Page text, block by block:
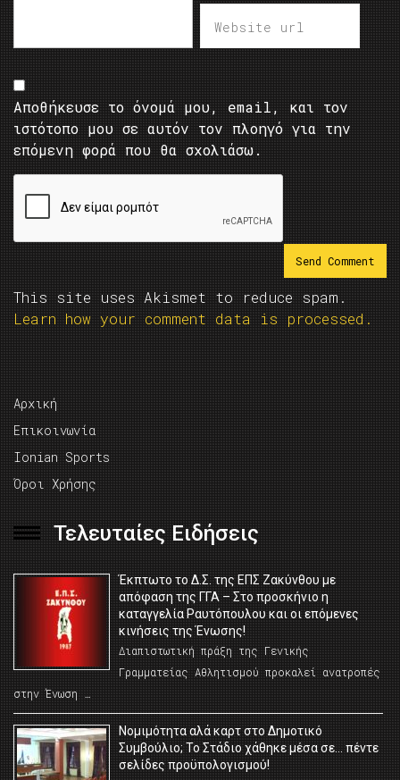
Αποθήκευσε το όνομά μου, email, και τον
ιστότοπο μου σε αυτόν τον πλοηγό για την
επόμενη φορά που θα σχολιάσω.
This site uses Akismet to reduce spam.
Learn how your comment data is processed.
Αρχική
Επικοινωνία
Ionian Sports
Όροι Χρήσης
Τελευταίες Ειδήσεις
Έκπτωτο το Δ.Σ. της ΕΠΣ Ζακύνθου με
απόφαση της ΓΓΑ – Στο προσκήνιο η
καταγγελία Ραυτόπουλου και οι επόμενες
κινήσεις της Ένωσης!
Διαπιστωτική πράξη της Γενικής
Γραμματείας Αθλητισμού προκαλεί ανατροπές
στην Ένωση …
Νομιμότητα αλά καρτ στο Δημοτικό
Συμβούλιο; Το Στάδιο χάθηκε μέσα σε… πέντε
σελίδες προϋπολογισμού!